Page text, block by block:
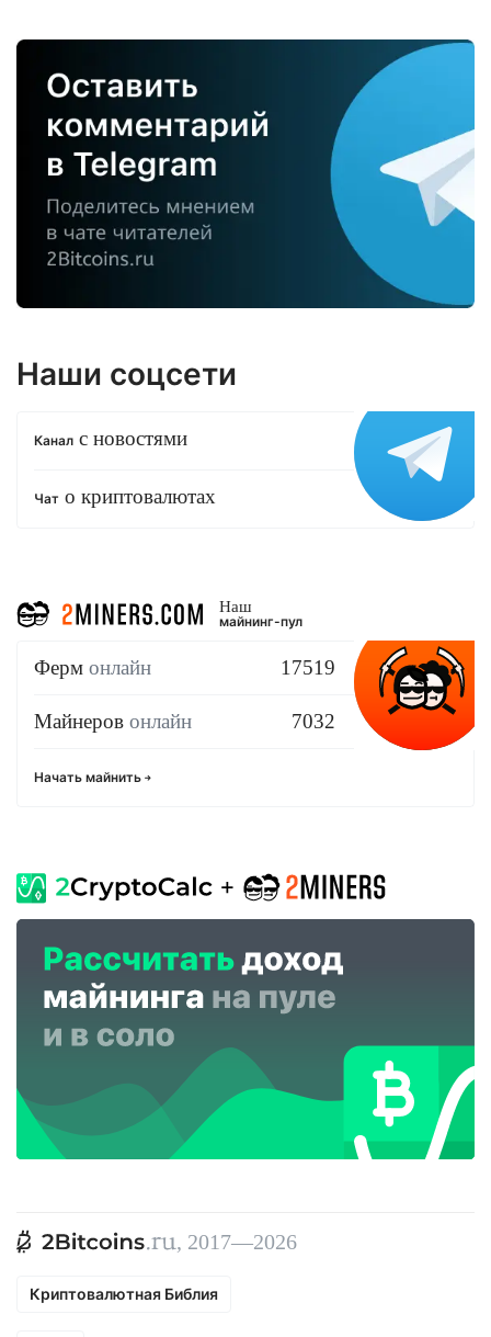
Наши соцсети
Канал с новостями
Чат о криптовалютах
Наш
майнинг-пул
Ферм онлайн 17519
Майнеров онлайн 7032
Начать майнить
, 2017—2026
Криптовалютная Библия